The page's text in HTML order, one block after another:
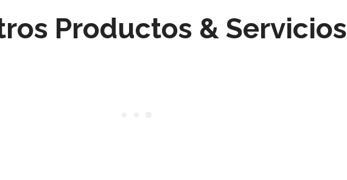
Productos & Servicios